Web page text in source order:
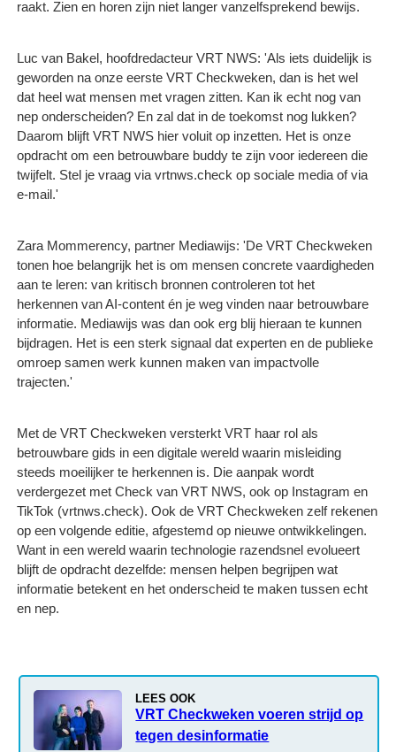
raakt. Zien en horen zijn niet langer vanzelfsprekend bewijs.
Luc van Bakel, hoofdredacteur VRT NWS: 'Als iets duidelijk is
geworden na onze eerste VRT Checkweken, dan is het wel
dat heel wat mensen met vragen zitten. Kan ik echt nog van
nep onderscheiden? En zal dat in de toekomst nog lukken?
Daarom blijft VRT NWS hier voluit op inzetten. Het is onze
opdracht om een betrouwbare buddy te zijn voor iedereen die
twijfelt. Stel je vraag via vrtnws.check op sociale media of via
e‑mail.'
Zara Mommerency, partner Mediawijs: 'De VRT Checkweken
tonen hoe belangrijk het is om mensen concrete vaardigheden
aan te leren: van kritisch bronnen controleren tot het
herkennen van AI-content én je weg vinden naar betrouwbare
informatie. Mediawijs was dan ook erg blij hieraan te kunnen
bijdragen. Het is een sterk signaal dat experten en de publieke
omroep samen werk kunnen maken van impactvolle
trajecten.'
Met de VRT Checkweken versterkt VRT haar rol als
betrouwbare gids in een digitale wereld waarin misleiding
steeds moeilijker te herkennen is. Die aanpak wordt
verdergezet met Check van VRT NWS, ook op Instagram en
TikTok (vrtnws.check). Ook de VRT Checkweken zelf rekenen
op een volgende editie, afgestemd op nieuwe ontwikkelingen.
Want in een wereld waarin technologie razendsnel evolueert
blijft de opdracht dezelfde: mensen helpen begrijpen wat
informatie betekent en het onderscheid te maken tussen echt
en nep.
LEES OOK
VRT Checkweken voeren strijd op
tegen desinformatie